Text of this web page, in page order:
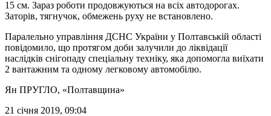
15 см. Зараз роботи продовжуються на всіх автодорогах.
Заторів, тягнучок, обмежень руху не встановлено.
Паралельно управління ДСНС України у Полтавській області
повідомило, що протягом доби залучили до ліквідації
наслідків снігопаду спеціальну техніку, яка допомогла виїхати
2 вантажним та одному легковому автомобілю.
Ян ПРУГЛО, «Полтавщина»
21 січня 2019, 09:04